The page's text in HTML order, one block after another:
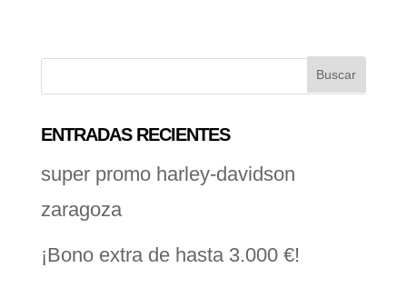
ENTRADAS RECIENTES
super promo harley-davidson
zaragoza
¡Bono extra de hasta 3.000 €!